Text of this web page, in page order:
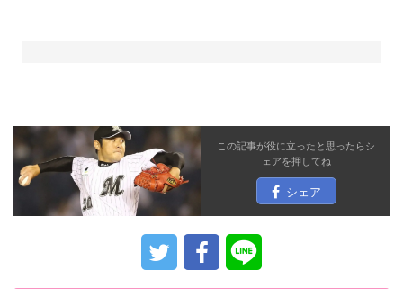
この記事が役に立ったと思ったらシ
ェアを押してね
シェア